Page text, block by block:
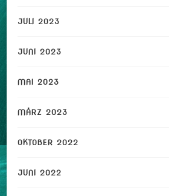
JULI 2023
JUNI 2023
MAI 2023
MÄRZ 2023
OKTOBER 2022
JUNI 2022